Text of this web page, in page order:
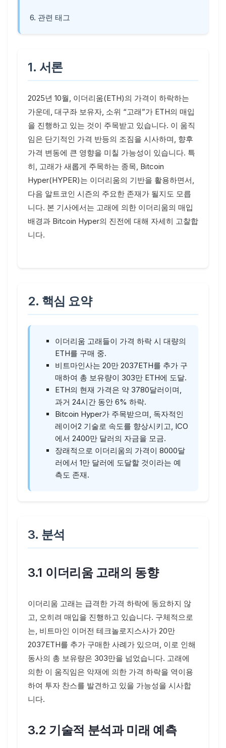
6. 관련 태그
1. 서론
2025년 10월, 이더리움(ETH)의 가격이 하락하는
가운데, 대구좌 보유자, 소위 “고래”가 ETH의 매입
을 진행하고 있는 것이 주목받고 있습니다. 이 움직
임은 단기적인 가격 반등의 조짐을 시사하며, 향후
가격 변동에 큰 영향을 미칠 가능성이 있습니다. 특
히, 고래가 새롭게 주목하는 종목, Bitcoin
Hyper(HYPER)는 이더리움의 기반을 활용하면서,
다음 알트코인 시즌의 주요한 존재가 될지도 모릅
니다. 본 기사에서는 고래에 의한 이더리움의 매입
배경과 Bitcoin Hyper의 진전에 대해 자세히 고찰합
니다.
2. 핵심 요약
이더리움 고래들이 가격 하락 시 대량의
ETH를 구매 중.
비트마인사는 20만 2037ETH를 추가 구
매하여 총 보유량이 303만 ETH에 도달.
ETH의 현재 가격은 약 3780달러이며,
과거 24시간 동안 6% 하락.
Bitcoin Hyper가 주목받으며, 독자적인
레이어2 기술로 속도를 향상시키고, ICO
에서 2400만 달러의 자금을 모금.
장래적으로 이더리움의 가격이 8000달
러에서 1만 달러에 도달할 것이라는 예
측도 존재.
3. 분석
3.1 이더리움 고래의 동향
이더리움 고래는 급격한 가격 하락에 동요하지 않
고, 오히려 매입을 진행하고 있습니다. 구체적으로
는, 비트마인 이머전 테크놀로지스사가 20만
2037ETH를 추가 구매한 사례가 있으며, 이로 인해
동사의 총 보유량은 303만을 넘었습니다. 고래에
의한 이 움직임은 악재에 의한 가격 하락을 역이용
하여 투자 찬스를 발견하고 있을 가능성을 시사합
니다.
3.2 기술적 분석과 미래 예측